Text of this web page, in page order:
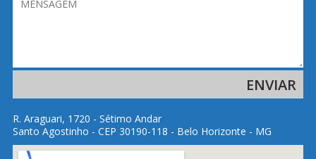
R. Araguari, 1720 - Sétimo Andar
Santo Agostinho - CEP 30190-118 - Belo Horizonte - MG